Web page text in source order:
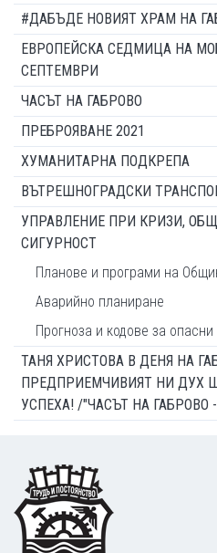
#ДАБЪДЕ НОВИЯТ ХРАМ НА
ЕВРОПЕЙСКА СЕДМИЦА НА
СЕПТЕМВРИ
ЧАСЪТ НА ГАБРОВО
ПРЕБРОЯВАНЕ 2021
ХУМАНИТАРНА ПОДКРЕПА
ВЪТРЕШНОГРАДСКИ
УПРАВЛЕНИЕ ПРИ КРИЗИ,
СИГУРНОСТ
Планове и програми на
Аварийно планиране
Прогноза и кодове за
ТАНЯ ХРИСТОВА В ДЕНЯ НА
ПРЕДПРИЕМЧИВИЯТ НИ ДУХ
УСПЕХА! /"ЧАСЪТ НА ГАБРОВО
Footer